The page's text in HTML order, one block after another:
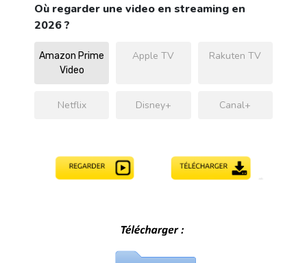
Où regarder une video en streaming en
2026 ?
Amazon Prime
Video
Apple TV Rakuten TV
Netflix Disney+ Canal+